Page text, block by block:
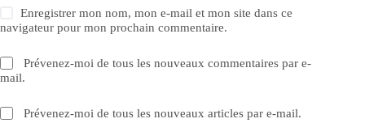
Enregistrer mon nom, mon e-mail et mon site dans ce
navigateur pour mon prochain commentaire.
Prévenez-moi de tous les nouveaux commentaires par e-
mail.
Prévenez-moi de tous les nouveaux articles par e-mail.